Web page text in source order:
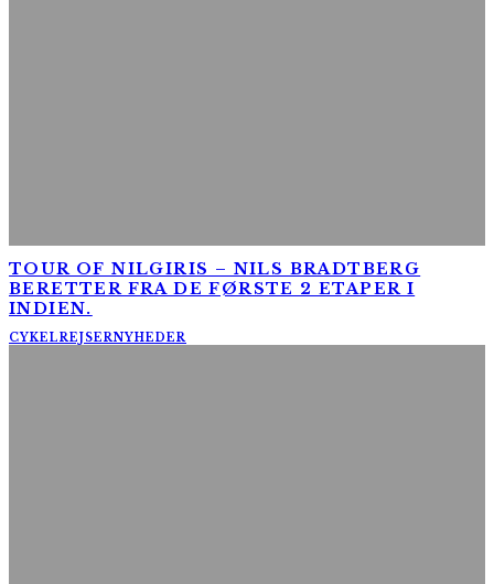
TOUR OF NILGIRIS – NILS BRADTBERG
BERETTER FRA DE FØRSTE 2 ETAPER I
INDIEN.
CYKELREJSERNYHEDER